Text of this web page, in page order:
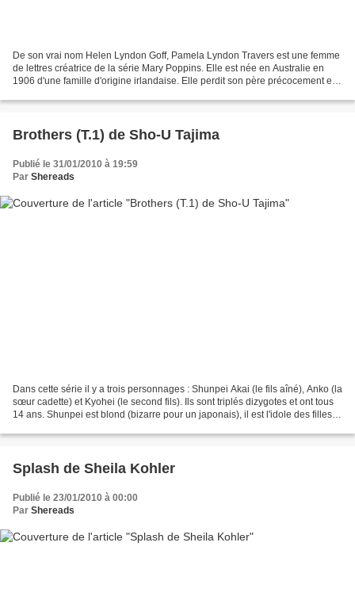
De son vrai nom Helen Lyndon Goff, Pamela Lyndon Travers est une femme
de lettres créatrice de la série Mary Poppins. Elle est née en Australie en
1906 d'une famille d'origine irlandaise. Elle perdit son père précocement et
Brothers (T.1) de Sho-U Tajima
Publié le 31/01/2010 à 19:59
Par Shereads
Dans cette série il y a trois personnages : Shunpei Akai (le fils aîné), Anko (la
sœur cadette) et Kyohei (le second fils). Ils sont triplés dizygotes et ont tous
14 ans. Shunpei est blond (bizarre pour un japonais), il est l'idole des filles
Splash de Sheila Kohler
Publié le 23/01/2010 à 00:00
Par Shereads